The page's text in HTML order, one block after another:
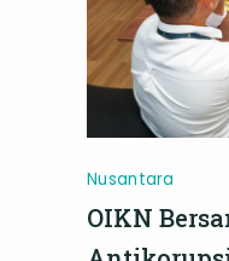
Nusantara
OIKN